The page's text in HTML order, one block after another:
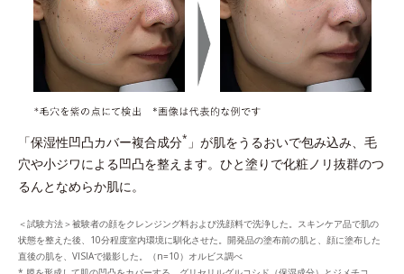
「保湿性凹凸カバー複合成分* 」が肌をうるおいで包み込み、毛
穴や小ジワによる凹凸を整えます。ひと塗りで化粧ノリ抜群のつ
るんとなめらか肌に。
＜試験方法＞被験者の顔をクレンジング料および洗顔料で洗浄した。スキンケア品で肌の
状態を整えた後、10分程度室内環境に馴化させた。開発品の塗布前の肌と、顔に塗布した
直後の肌を、VISIAで撮影した。（n=10）オルビス調べ